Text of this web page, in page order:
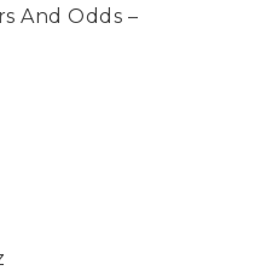
And Odds –